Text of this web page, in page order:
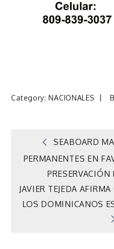
Category:NACIONALES
entradas
SEABOARD
PERMANENTES EN
JAVIER TEJEDA
LOS DOMINICANOS